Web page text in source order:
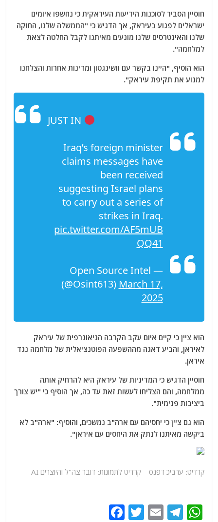
חוסיין הסביר לסוכנות הידיעות העיראקית כי נחשפו איומים
ישראלים לפגוע בעיראק, אך הדגיש כי "הממשלה שלנו, החוקה
שלנו והאינטרסים שלנו מונעים מאיתנו לקבל החלטה לצאת
למלחמה".
הוא הוסיף, "היינו בקשר עם וושינגטון ומדינות אחרות והצלחנו
למנוע את תקיפת עיראק".
JUST IN
Iraq’s foreign minister
claims messages have
been received
suggesting Israel plans
to carry out a series of
strikes in Iraq.
pic.twitter.com/AF5mUB
QQ41
— Open Source Intel
(@Osint613) March 17,
2025
הוא ציין כי קיים איום עקב הקרבה הגיאוגרפית של עיראק
לאיראן, והביע דאגה מההשפעה הפוטנציאלית של מלחמה נגד
איראן.
חוסיין הדגיש כי המדיניות של עיראק היא להרחיק אותה
ממלחמה, והם הצליחו לעשות זאת עד כה, אך הוסיף כי "יש צורך
ביציבות פנימית".
הוא גם ציין כי יחסיהם עם ארה"ב נמשכים, והוסיף: "ארה"ב לא
ביקשה מאיתנו לנתק את היחסים עם איראן".
קרדיט: ערביכ דפנס קרדיט לתמונות: דובר צה"ל והיוצרים AI
W
T
E
T